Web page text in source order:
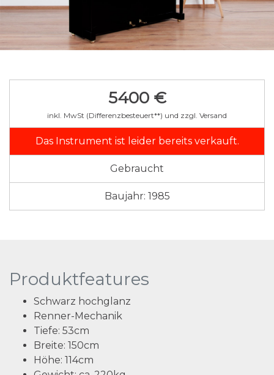
5400 €
inkl. MwSt (Differenzbesteuert**) und zzgl. Versand
Das Instrument ist leider bereits verkauft.
Gebraucht
Baujahr: 1985
Produktfeatures
Schwarz hochglanz
Renner-Mechanik
Tiefe: 53cm
Breite: 150cm
Höhe: 114cm